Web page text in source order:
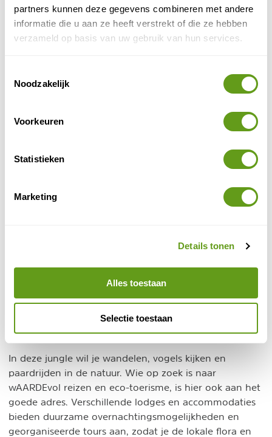
partners kunnen deze gegevens combineren met andere
informatie die u aan ze heeft verstrekt of die ze hebben
verzameld op basis van uw gebruik van hun services.
Noodzakelijk
Voorkeuren
Statistieken
Marketing
Details tonen
Alles toestaan
Selectie toestaan
6. Chirripó Nationaal Park
Een van de meest ruige natuurgebieden van Costa
beklimmen. Je wandelt via ongerepte wouden vol
Hoe hoger je komt, hoe kaler het wordt. Vanaf de top
over beide kusten van Costa Rica. Je bereikt het park
vanuit het dorp San Gerardo de Rivas. Vanuit hier maak
is een fijne plek om te kamperen! Word wakker met
Alajuela. Het staat bekend om zijn weelderige
tropische regenwouden en rijke biodiversiteit. Boca
Tapada ligt redelijk dicht bij de grens met Nicaragua bij
de San Carlos-rivier.
In deze jungle wil je wandelen, vogels kijken en
paardrijden in de natuur. Wie op zoek is naar
wAARDEvol reizen en eco-toerisme, is hier ook aan het
goede adres. Verschillende lodges en accommodaties
bieden duurzame overnachtingsmogelijkheden en
georganiseerde tours aan, zodat je de lokale flora en